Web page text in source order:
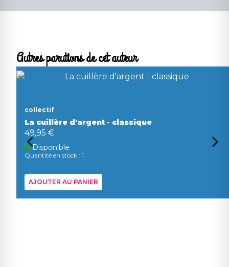
Autres parutions de cet auteur
collectif
La cuillère d'argent - classique
49,95 €
Disponible
Quantité en stock : 1
AJOUTER AU PANIER